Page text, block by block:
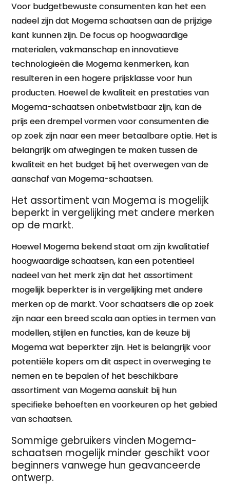
Voor budgetbewuste consumenten kan het een
nadeel zijn dat Mogema schaatsen aan de prijzige
kant kunnen zijn. De focus op hoogwaardige
materialen, vakmanschap en innovatieve
technologieën die Mogema kenmerken, kan
resulteren in een hogere prijsklasse voor hun
producten. Hoewel de kwaliteit en prestaties van
Mogema-schaatsen onbetwistbaar zijn, kan de
prijs een drempel vormen voor consumenten die
op zoek zijn naar een meer betaalbare optie. Het is
belangrijk om afwegingen te maken tussen de
kwaliteit en het budget bij het overwegen van de
aanschaf van Mogema-schaatsen.
Het assortiment van Mogema is mogelijk
beperkt in vergelijking met andere merken
op de markt.
Hoewel Mogema bekend staat om zijn kwalitatief
hoogwaardige schaatsen, kan een potentieel
nadeel van het merk zijn dat het assortiment
mogelijk beperkter is in vergelijking met andere
merken op de markt. Voor schaatsers die op zoek
zijn naar een breed scala aan opties in termen van
modellen, stijlen en functies, kan de keuze bij
Mogema wat beperkter zijn. Het is belangrijk voor
potentiële kopers om dit aspect in overweging te
nemen en te bepalen of het beschikbare
assortiment van Mogema aansluit bij hun
specifieke behoeften en voorkeuren op het gebied
van schaatsen.
Sommige gebruikers vinden Mogema-
schaatsen mogelijk minder geschikt voor
beginners vanwege hun geavanceerde
ontwerp.